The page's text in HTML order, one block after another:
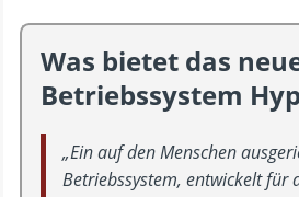
Was bietet das
Betriebssystem
„Ein auf den Menschen
Betriebssystem, entwickelt für